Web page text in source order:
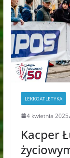
LEKKOATLETYKA
4 kwietnia 2025
Kacper